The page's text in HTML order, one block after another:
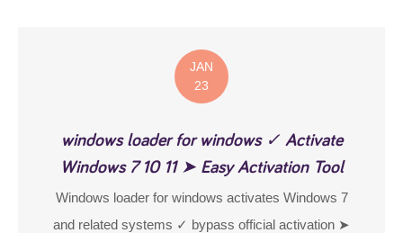
JAN
23
windows loader for windows ✓ Activate
Windows 7 10 11 ➤ Easy Activation Tool
Windows loader for windows activates Windows 7
and related systems ✓ bypass official activation ➤